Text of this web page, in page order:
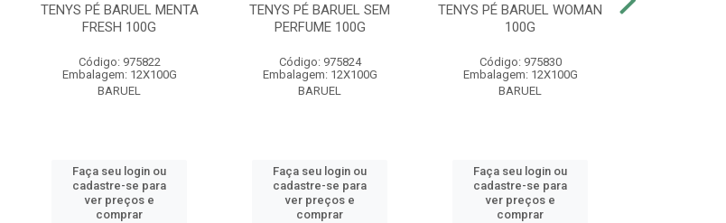
TENYS PÉ BARUEL MENTA
FRESH 100G
Código: 975822
Embalagem: 12X100G
BARUEL
Faça seu login ou
cadastre-se para
ver preços e
comprar
TENYS PÉ BARUEL SEM
PERFUME 100G
Código: 975824
Embalagem: 12X100G
BARUEL
Faça seu login ou
cadastre-se para
ver preços e
comprar
TENYS PÉ BARUEL WOMAN
100G
Código: 975830
Embalagem: 12X100G
BARUEL
Faça seu login ou
cadastre-se para
ver preços e
comprar